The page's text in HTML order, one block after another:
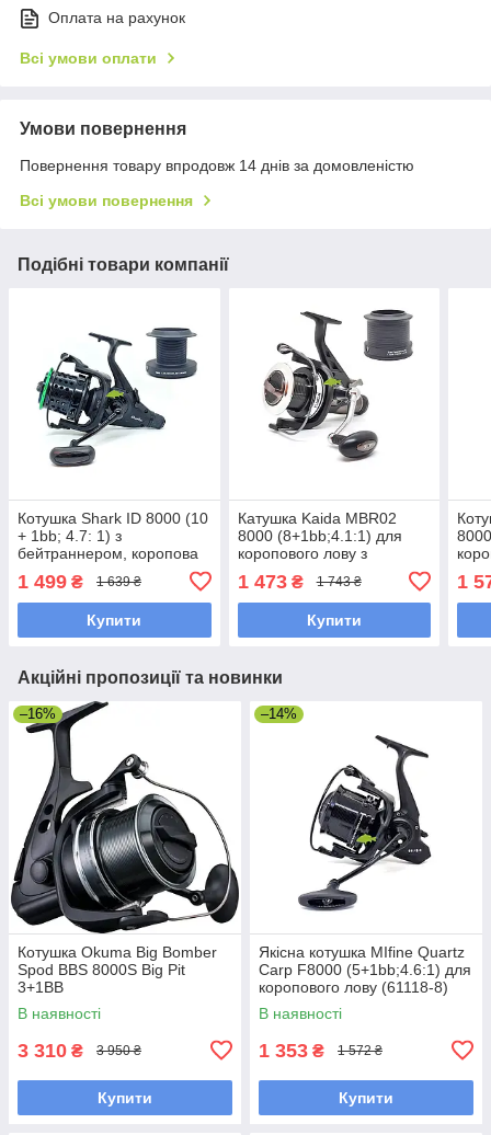
Оплата на рахунок
Всі умови оплати
Умови повернення
Повернення товару впродовж 14 днів за домовленістю
Всі умови повернення
Подібні товари компанії
Котушка Shark ID 8000 (10
+ 1bb; 4.7: 1) з
бейтраннером, коропова
котушка (конусна шпуля)
1 499 ₴ 1 639 ₴
Купити
Катушка Kaida MBR02
8000 (8+1bb;4.1:1) для
коропового лову з
бейтранером (додаткова
шпуля)
1 473₴ 1 743 ₴
Купити
1
Акційні пропозиції та новинки
–16%
Котушка Okuma Big Bomber
Spod BBS 8000S Big Pit
3+1BB
В наявності
3 310 ₴ 3 950 ₴
Купити
–14%
Якісна котушка MIfine Quartz
Carp F8000 (5+1bb;4.6:1) для
коропового лову (61118-8)
В наявності
1 353 ₴ 1 572 ₴
Купити